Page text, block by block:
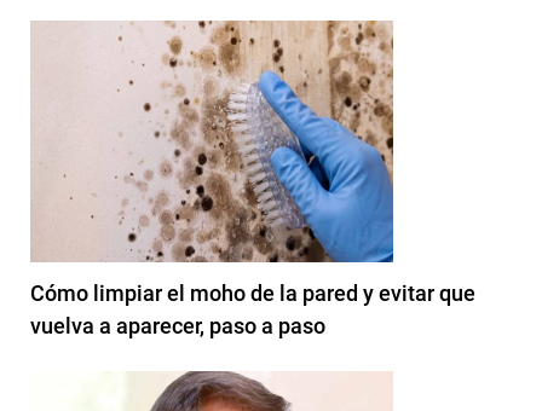
Cómo limpiar el moho de la pared y evitar que
vuelva a aparecer, paso a paso